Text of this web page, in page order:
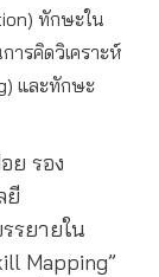
ทักษะใน
รคิดวิเคราะห์
และทักษะ
ย รอง
ยี
รยายใน
Mapping”